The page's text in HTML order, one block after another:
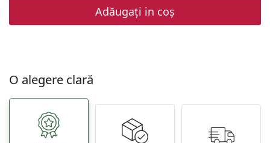
Adăugați in coș
O alegere clară